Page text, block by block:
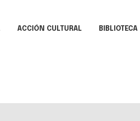
ACCIÓN CULTURAL BIBLIOTECA